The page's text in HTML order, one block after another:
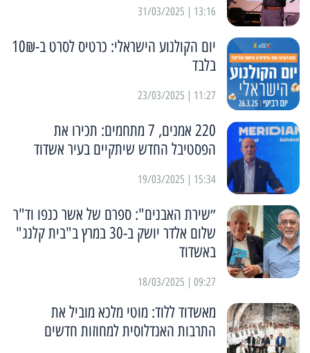
13:16 | 31/03/2025
יום הקולנוע הישראלי: כרטיס לסרט ב-10₪
בלבד
11:27 | 23/03/2025
220 אמנים, 7 מתחמים: תכירו את
הפסטיבל החדש שיתקיים בעיר אשדוד
15:34 | 19/03/2025
״שירת האבנים": ספרם של אשר כנפו וד"ר
שלום אלדר יושק ב-30 במרץ ב"בית קלנג"
באשדוד
09:27 | 18/03/2025
מאשדוד ללוד: מוטי מלכא מוביל את
התרבות האנדלוסית למחוזות חדשים